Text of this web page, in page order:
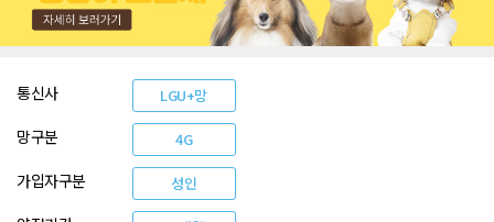
통신사 LGU+망
망구분 4G
가입자구분 성인